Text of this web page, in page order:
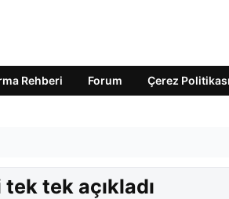
Rehberi Forum Çerez Politikası
tek açıkladı